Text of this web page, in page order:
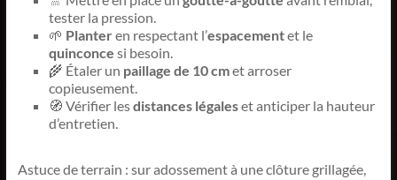
tester la pression.
🌱 Planteren respectant l’espacementet le
quinconce si besoin.
🌾 Étaler un paillage de 10 cmet arroser
copieusement.
🧭 Vérifier lesdistances légaleset anticiper la hauteur
d’entretien.
Astuce de terrain : sur adossement à une clôture grillagée,